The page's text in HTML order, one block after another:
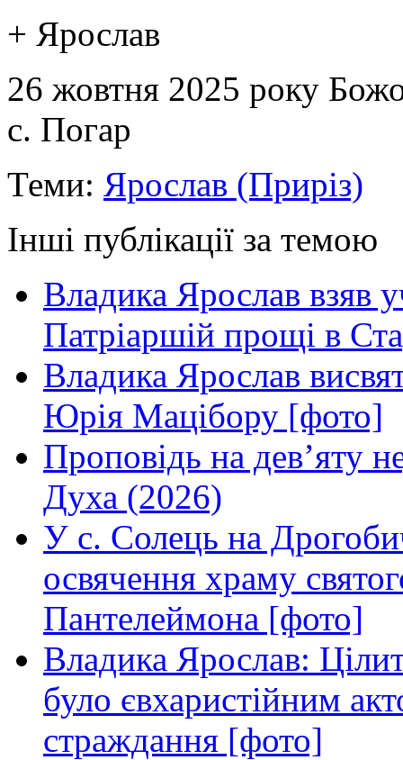
+ Ярослав
26 жовтня 2025 року
с. Погар
Теми: Ярослав (Приріз)
Інші публікації за темою
Владика Ярослав взяв
Патріаршій прощі в
Владика Ярослав
Юрія Мацібору [фото]
Проповідь на дев’яту
Духа (2026)
У с. Солець на
освячення храму
Пантелеймона [фото]
Владика Ярослав:
було євхаристійним
страждання [фото]